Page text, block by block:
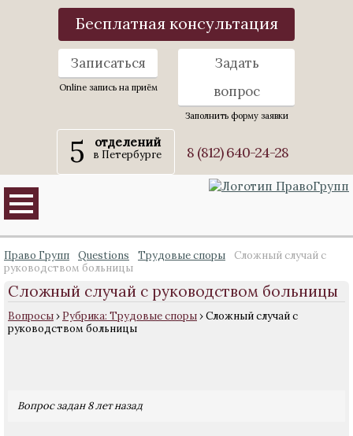
Бесплатная консультация
Записаться
Online запись на приём
Задать
вопрос
Заполнить форму заявки
5 отделений
в Петербурге 8 (812) 640-24-28
Право Групп Questions Трудовые споры
Сложный случай с
руководством больницы
Сложный случай с руководством больницы
Вопросы› Рубрика: Трудовые споры›Сложный случай с
руководством больницы
Вопрос задан 8 лет назад